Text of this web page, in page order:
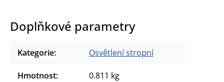
Doplňkové parametry
Kategorie: Osvětlení stropní
Hmotnost: 0.811 kg